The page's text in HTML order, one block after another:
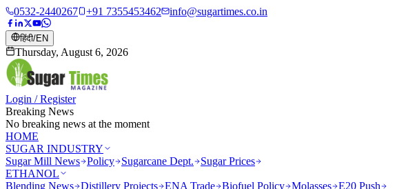
0532-2440267 +91 7355453462 info@sugartimes.co.in
हिंदी/EN
Thursday, August 6, 2026
Login / Register
Breaking News
No breaking news at the moment
HOME
SUGAR INDUSTRY
Sugar Mill News Policy Sugarcane Dept.
Sugar Prices
ETHANOL
Blending News Distillery Projects ENA Trade Biofuel Policy Molasses E20 Push